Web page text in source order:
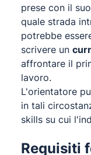
prese con il
quale strada
potrebbe
scrivere un
affrontare il
lavoro.
L'orientatore
in tali
skills su cui
Requisiti